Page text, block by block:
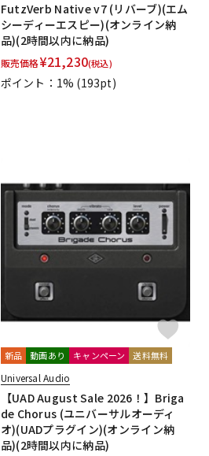
FutzVerb Native v7 (リバーブ)(エム
シーディーエスピー)(オンライン納
品)(2時間以内に納品)
販売価格¥21,230(税込)
ポイント：1% (193pt)
新品 動画あり キャンペーン 送料無料
Universal Audio
【UAD August Sale 2026！】Briga
de Chorus (ユニバーサルオーディ
オ)(UADプラグイン)(オンライン納
品)(2時間以内に納品)